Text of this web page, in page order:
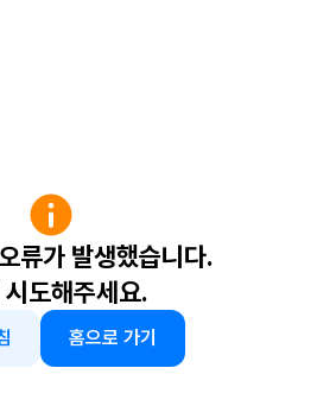
류가 발생했습니다.
시도해주세요.
홈으로 가기